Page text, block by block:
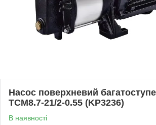
Насос поверхневий
TCM8.7-21/2-0.55 (KP3236)
В наявності